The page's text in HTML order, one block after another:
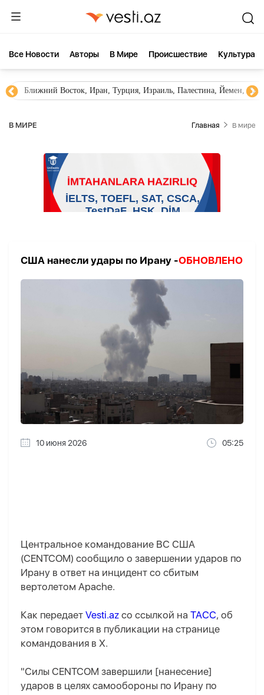
Все Новости Aвторы В Мире Происшествие Культура
Ближний Восток, Иран, Турция, Израиль, Палестина, Йемен,
В МИРЕ Главная В мире
США нанесли удары по Ирану -ОБНОВЛЕНО
10 июня 2026 05:25
Центральное командование ВС США
(CENTCOM) сообщило о завершении ударов по
Ирану в ответ на инцидент со сбитым
вертолетом Apache.
Как передает Vesti.az со ссылкой на ТАСС, об
этом говорится в публикации на странице
командования в X.
"Силы CENTCOM завершили [нанесение]
ударов в целях самообороны по Ирану по